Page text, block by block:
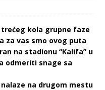
kola grupne faze
za vas smo ovog puta
na stadionu “Kalifa” u
odmeriti snage sa
na drugom mestu